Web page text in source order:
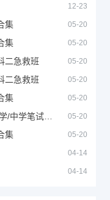
12-23
集 05-20
集 05-20
二急救班 05-20
二急救班 05-20
集 05-20
05-20
集 05-20
04-14
04-14